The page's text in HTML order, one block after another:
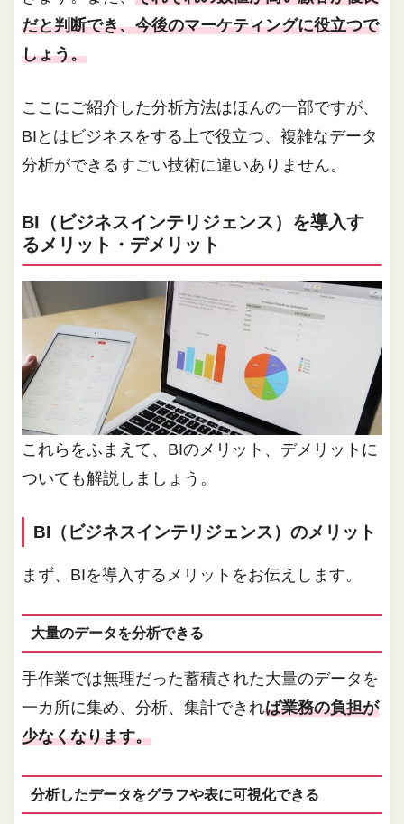
だと判断でき、今後のマーケティングに役立つで
しょう。
ここにご紹介した分析方法はほんの一部ですが、
BIとはビジネスをする上で役立つ、複雑なデータ
分析ができるすごい技術に違いありません。
BI（ビジネスインテリジェンス）を導入す
るメリット・デメリット
これらをふまえて、BIのメリット、デメリットに
ついても解説しましょう。
BI（ビジネスインテリジェンス）のメリット
まず、BIを導入するメリットをお伝えします。
大量のデータを分析できる
手作業では無理だった蓄積された大量のデータを
一カ所に集め、分析、集計できれば業務の負担が
少なくなります。
分析したデータをグラフや表に可視化できる